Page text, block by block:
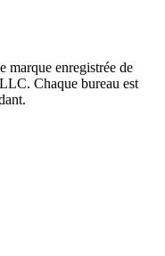
marque enregistrée de
Chaque bureau est